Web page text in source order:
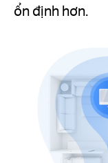
ổn định hơn.